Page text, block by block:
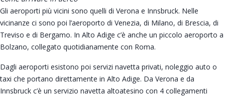
Gli aeroporti più vicini sono quelli di Verona e Innsbruck. Nelle
vicinanze ci sono poi l’aeroporto di Venezia, di Milano, di Brescia, di
Treviso e di Bergamo. In Alto Adige c’è anche un piccolo aeroporto a
Bolzano, collegato quotidianamente con Roma.
Dagli aeroporti esistono poi servizi navetta privati, noleggio auto o
taxi che portano direttamente in Alto Adige. Da Verona e da
Innsbruck c’è un servizio navetta altoatesino con 4 collegamenti